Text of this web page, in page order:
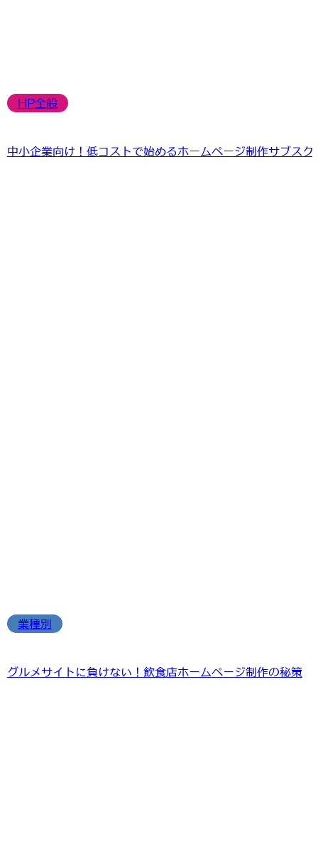
HP全般
中小企業向け！低コストで始めるホームページ制作サブスク
業種別
グルメサイトに負けない！飲食店ホームページ制作の秘策